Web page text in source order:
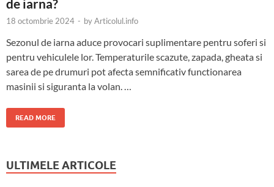
de iarna?
18 octombrie 2024 - byArticolul.info
Sezonul de iarna aduce provocari suplimentare pentru soferi si
pentru vehiculele lor. Temperaturile scazute, zapada, gheata si
sarea de pe drumuri pot afecta semnificativ functionarea
masinii si siguranta la volan. …
READ MORE
ULTIMELE ARTICOLE